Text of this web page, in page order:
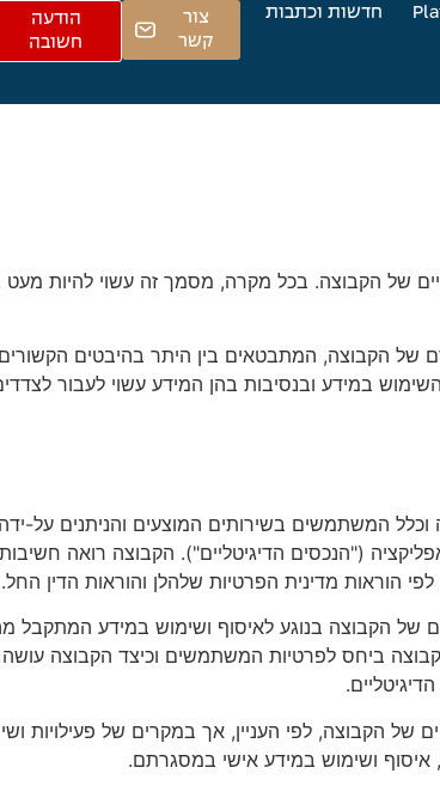
חדשות וכתבות
צור
קשר
הודעה
חשובה
של הקבוצה. בכל מקרה, מסמך זה עשוי להיות
של הקבוצה, המתבטאים בין היתר בהיבטים
במידע ובנסיבות בהן המידע עשוי לעבור
המשתמשים בשירותים המוצעים והניתנים על-
("הנכסים הדיגיטליים"). הקבוצה רואה
מדינית הפרטיות שלהלן והוראות הדין החל.
של הקבוצה בנוגע לאיסוף ושימוש במידע המתקבל
ביחס לפרטיות המשתמשים וכיצד הקבוצה
של הקבוצה, לפי העניין, אך במקרים של פעילויות
איסוף ושימוש במידע אישי במסגרתם.